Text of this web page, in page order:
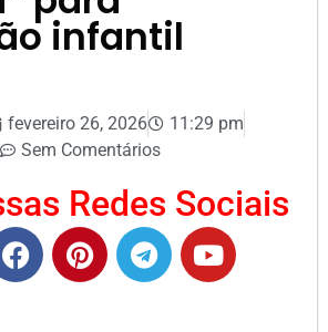
infantil
fevereiro 26, 2026
11:29 pm
Sem Comentários
Redes Sociais